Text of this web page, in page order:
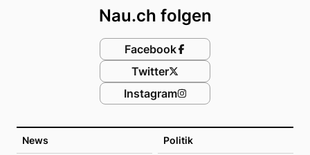
News Politik
Nau.ch folgen
Facebook
Twitter
Instagram